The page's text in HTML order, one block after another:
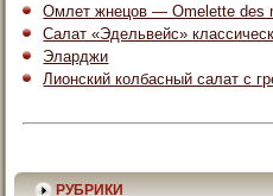
Омлет жнецов — Omelette des
Салат «Эдельвейс»
Эларджи
Лионский колбасный салат с
РУБРИКИ